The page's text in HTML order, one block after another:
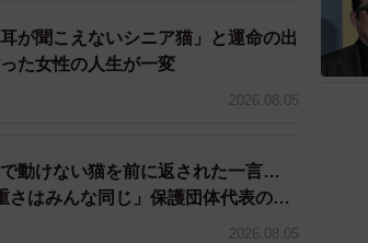
が聞こえないシニア猫」と運命の出
た女性の人生が一変
2026.08.05
で動けない猫を前に返された一言…
はみんな同じ」保護団体代表の訴
2026.08.05